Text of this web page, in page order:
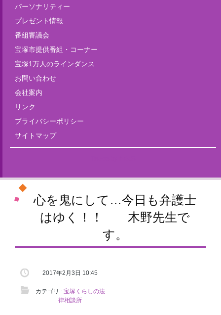
パーソナリティー
プレゼント情報
番組審議会
宝塚市提供番組・コーナー
宝塚1万人のラインダンス
お問い合わせ
会社案内
リンク
プライバシーポリシー
サイトマップ
心を鬼にして…今日も弁護士
はゆく！！ 木野先生で
す。
2017年2月3日 10:45
カテゴリ : 宝塚くらしの法
律相談所